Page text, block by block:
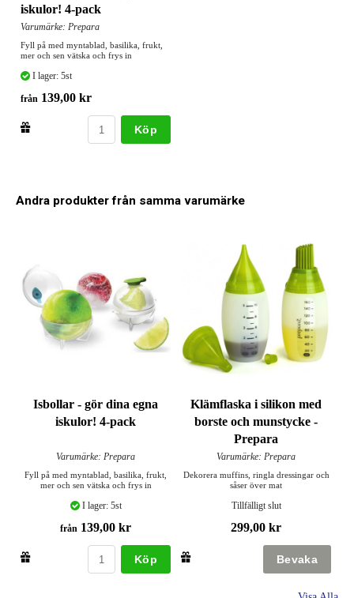
iskulor! 4-pack
Varumärke: Prepara
Fyll på med myntablad, basilika, frukt,
mer och sen vätska och frys in
I lager: 5st
från 139,00 kr
Köp
Andra produkter från samma varumärke
Isbollar - gör dina egna
iskulor! 4-pack
Varumärke: Prepara
Fyll på med myntablad, basilika, frukt,
mer och sen vätska och frys in
I lager: 5st
från 139,00 kr
Köp
Klämflaska i silikon med
borste och munstycke -
Prepara
Varumärke: Prepara
Dekorera muffins, ringla dressingar och
såser över mat
Tillfälligt slut
299,00 kr